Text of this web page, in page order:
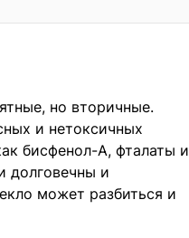
но вторичные.
и нетоксичных
бисфенол-А, фталаты и
долговечны и
может разбиться и